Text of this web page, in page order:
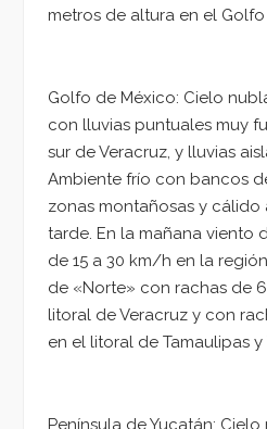
metros de altura en el
Golfo de México: Cielo
con lluvias puntuales muy
sur de Veracruz, y lluvias
Ambiente frío con bancos
zonas montañosas y
tarde. En la mañana viento
de 15 a 30 km/h en la
de «Norte» con rachas de
litoral de Veracruz y con
en el litoral de Tamaulipas y
Península de Yucatán: